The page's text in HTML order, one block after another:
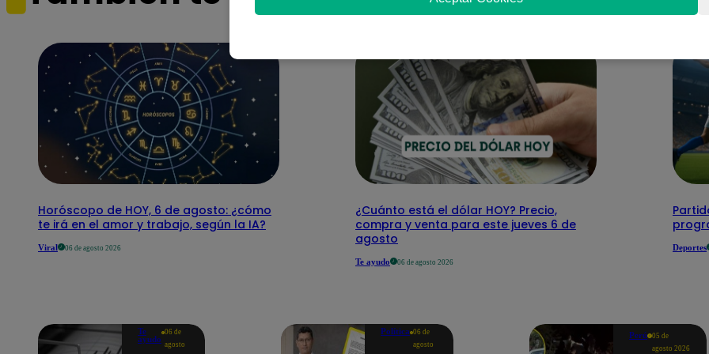
Horóscopo de HOY, 6 de agosto: ¿cómo
te irá en el amor y trabajo, según la IA?
Viral 06 de agosto 2026
¿Cuánto está el dólar HOY? Precio,
compra y venta para este jueves 6 de
agosto
Te ayudo 06 de agosto 2026
Deportes
Te
ayudo
06 de
agosto
Política 06 de
agosto
Perú
05 de
agosto 2026